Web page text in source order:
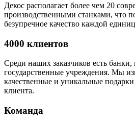
Декос располагает более чем 20
производственными станками, что
безупречное качество каждой
4000 клиентов
Среди наших заказчиков есть
государственные учреждения. Мы
качественные и уникальные
клиента.
Команда